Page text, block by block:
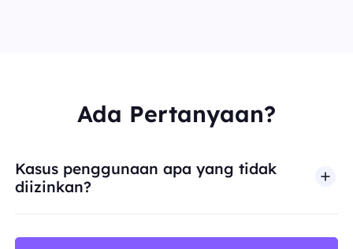
Ada Pertanyaan?
Kasus penggunaan apa yang tidak
diizinkan?